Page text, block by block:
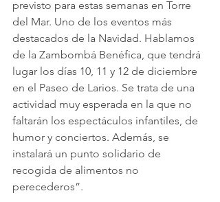
previsto para estas semanas en Torre
del Mar. Uno de los eventos más
destacados de la Navidad. Hablamos
de la Zambombá Benéfica, que tendrá
lugar los días 10, 11 y 12 de diciembre
en el Paseo de Larios. Se trata de una
actividad muy esperada en la que no
faltarán los espectáculos infantiles, de
humor y conciertos. Además, se
instalará un punto solidario de
recogida de alimentos no
perecederos”.